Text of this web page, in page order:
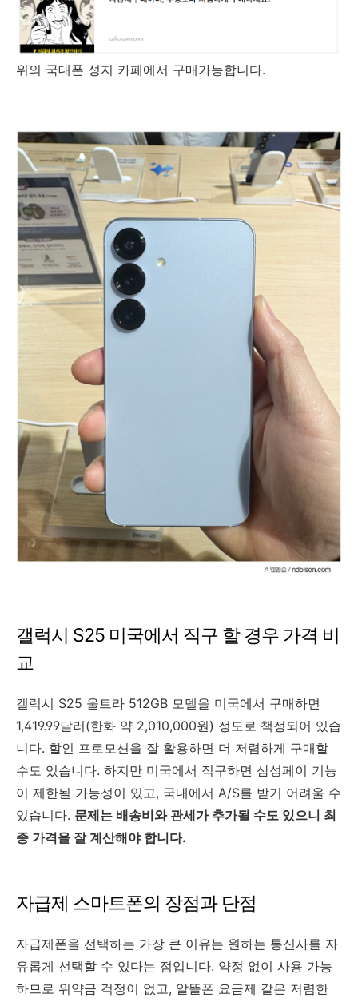
위의 국대폰 성지 카페에서 구매가능합니다.
갤럭시 S25 미국에서 직구 할 경우 가격 비
교
갤럭시 S25 울트라 512GB 모델을 미국에서 구매하면
1,419.99달러(한화 약 2,010,000원) 정도로 책정되어 있습
니다. 할인 프로모션을 잘 활용하면 더 저렴하게 구매할
수도 있습니다. 하지만 미국에서 직구하면 삼성페이 기능
이 제한될 가능성이 있고, 국내에서 A/S를 받기 어려울 수
있습니다. 문제는 배송비와 관세가 추가될 수도 있으니 최
종 가격을 잘 계산해야 합니다.
자급제 스마트폰의 장점과 단점
자급제폰을 선택하는 가장 큰 이유는 원하는 통신사를 자
유롭게 선택할 수 있다는 점입니다. 약정 없이 사용 가능
하므로 위약금 걱정이 없고, 알뜰폰 요금제 같은 저렴한